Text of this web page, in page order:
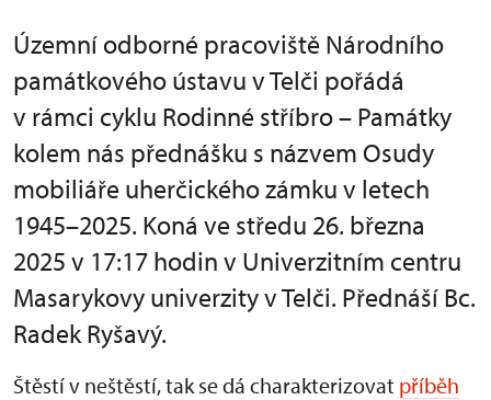
Územní odborné pracoviště Národního
památkového ústavu v Telči pořádá
v rámci cyklu Rodinné stříbro – Památky
kolem nás přednášku s názvem Osudy
mobiliáře uherčického zámku v letech
1945–2025. Koná ve středu 26. března
2025 v 17:17 hodin v Univerzitním centru
Masarykovy univerzity v Telči. Přednáší Bc.
Radek Ryšavý.
Štěstí v neštěstí, tak se dá charakterizovat příběh